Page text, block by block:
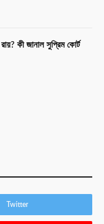
কী জানাল সুপ্রিম কোর্ট
Twitter